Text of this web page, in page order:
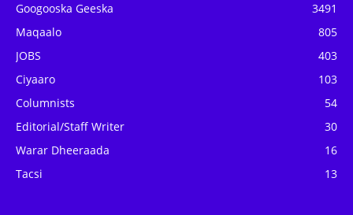
Googooska Geeska
3491
Maqaalo
805
JOBS
403
Ciyaaro
103
Columnists
54
Editorial/Staff Writer
30
Warar Dheeraada
16
Tacsi
13